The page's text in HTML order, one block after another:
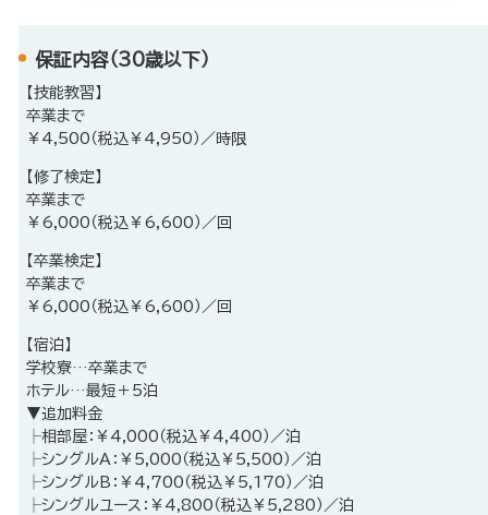
保証内容（30歳以下）
【技能教習】
卒業まで
￥4,500（税込￥4,950）／時限
【修了検定】
卒業まで
￥6,000（税込￥6,600）／回
【卒業検定】
卒業まで
￥6,000（税込￥6,600）／回
【宿泊】
学校寮…卒業まで
ホテル…最短＋5泊
▼追加料金
├相部屋：￥4,000（税込￥4,400）／泊
├シングルA：￥5,000（税込￥5,500）／泊
├シングルB：￥4,700（税込￥5,170）／泊
├シングルユース：￥4,800（税込￥5,280）／泊